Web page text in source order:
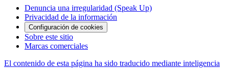
Denuncia una irregularidad (Speak Up)
Privacidad de la información
Configuración de cookies
Sobre este sitio
Marcas comerciales
El contenido de esta página ha sido traducido mediante inteligencia